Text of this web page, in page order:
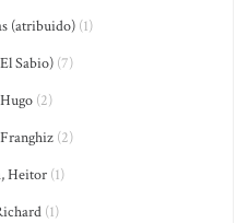
(atribuido) (1)
Sabio) (7)
(2)
(2)
Heitor (1)
(1)